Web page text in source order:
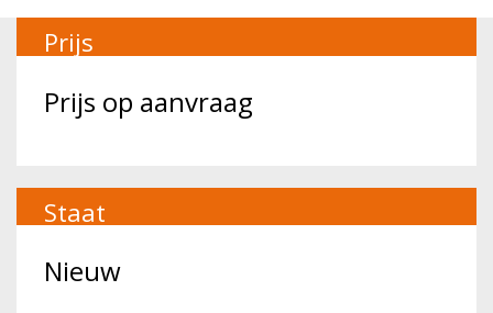
Prijs
Prijs op aanvraag
Staat
Nieuw